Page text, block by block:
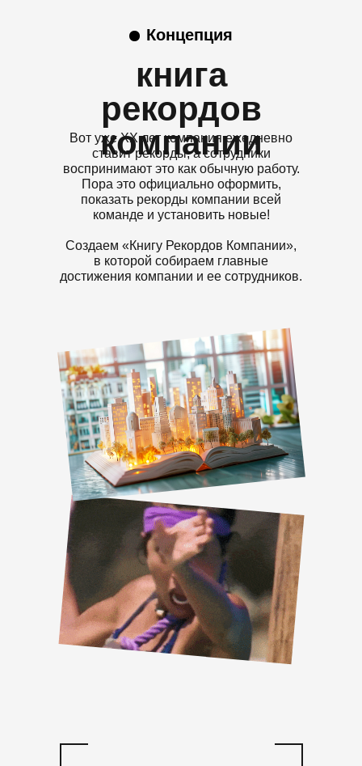
книга
рекордов
компании
Вот уже XX лет компания ежедневно
ставит рекорды, а сотрудники
воспринимают это как обычную работу.
Пора это официально оформить,
показать рекорды компании всей
команде и установить новые!
Создаем «Книгу Рекордов Компании»,
в которой собираем главные
достижения компании и ее сотрудников.
Концепция